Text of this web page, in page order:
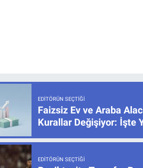
EDITÖRÜN SEÇTIĞI
Faizsiz Ev ve Araba
Kurallar Değişiyor: İşte
EDITÖRÜN SEÇTIĞI